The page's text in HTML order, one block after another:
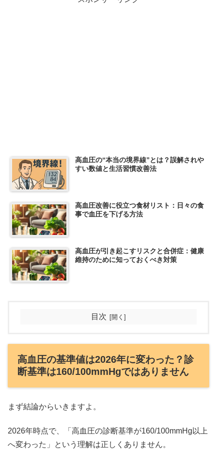
高血圧の“本当の境界線”とは？誤解されや
すい数値と生活習慣改善法
高血圧改善に役立つ食材リスト：日々の食
事で血圧を下げる方法
高血圧が引き起こすリスクと合併症：健康
維持のために知っておくべき対策
目次
高血圧の基準値は2026年に変わった？診
断基準は160/100mmHgではありません
まず結論からいきますよ。
2026年時点で、「高血圧の診断基準が160/100mmHg以上
へ変わった」という理解は正しくありません。